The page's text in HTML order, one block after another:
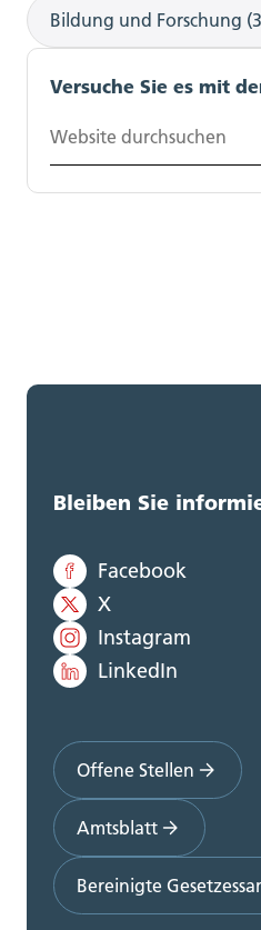
Bildung und Forschung
Versuche Sie es mit
Website durchsuchen
Bleiben Sie
Facebook
X
Instagram
LinkedIn
Offene Stellen
Amtsblatt
Bereinigte